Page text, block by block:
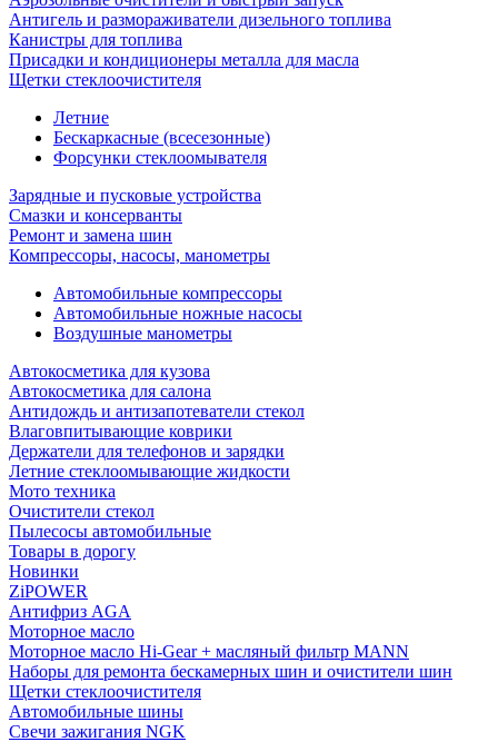
Антигель и размораживатели дизельного топлива
Канистры для топлива
Присадки и кондиционеры металла для масла
Щетки стеклоочистителя
Летние
Бескаркасные (всесезонные)
Форсунки стеклоомывателя
Зарядные и пусковые устройства
Смазки и консерванты
Ремонт и замена шин
Компрессоры, насосы, манометры
Автомобильные компрессоры
Автомобильные ножные насосы
Воздушные манометры
Автокосметика для кузова
Автокосметика для салона
Антидождь и антизапотеватели стекол
Влаговпитывающие коврики
Держатели для телефонов и зарядки
Летние стеклоомывающие жидкости
Мото техника
Очистители стекол
Пылесосы автомобильные
Товары в дорогу
Новинки
ZiPOWER
Антифриз AGA
Моторное масло
Моторное масло Hi-Gear + масляный фильтр MANN
Наборы для ремонта бескамерных шин и очистители шин
Щетки стеклоочистителя
Автомобильные шины
Свечи зажигания NGK